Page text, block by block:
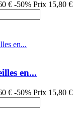
€ -50% Prix 15,80 €
en...
€ -50% Prix 15,80 €